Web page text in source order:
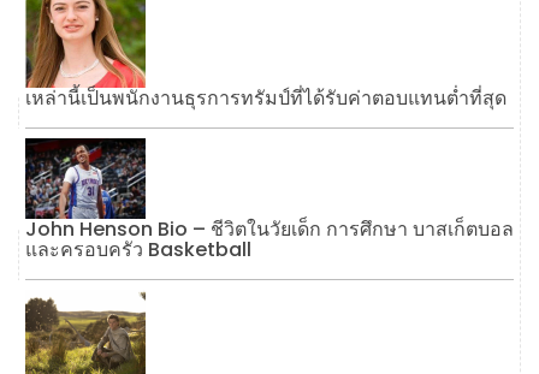
เหล่านี้เป็นพนักงานธุรการทรัมป์ที่ได้รับค่าตอบแทนต่ำที่สุด
John Henson Bio – ชีวิตในวัยเด็ก การศึกษา บาสเก็ตบอล
และครอบครัว Basketball